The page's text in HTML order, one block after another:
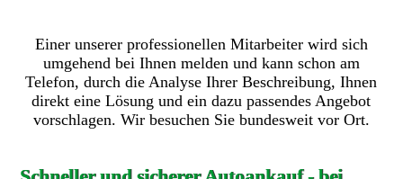
Einer unserer professionellen Mitarbeiter wird sich
umgehend bei Ihnen melden und kann schon am
Telefon, durch die Analyse Ihrer Beschreibung, Ihnen
direkt eine Lösung und ein dazu passendes Angebot
vorschlagen. Wir besuchen Sie bundesweit vor Ort.